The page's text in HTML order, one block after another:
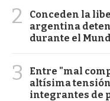
2
Conceden la
argentina
durante el
3
Entre "mal
altísima
integrantes de